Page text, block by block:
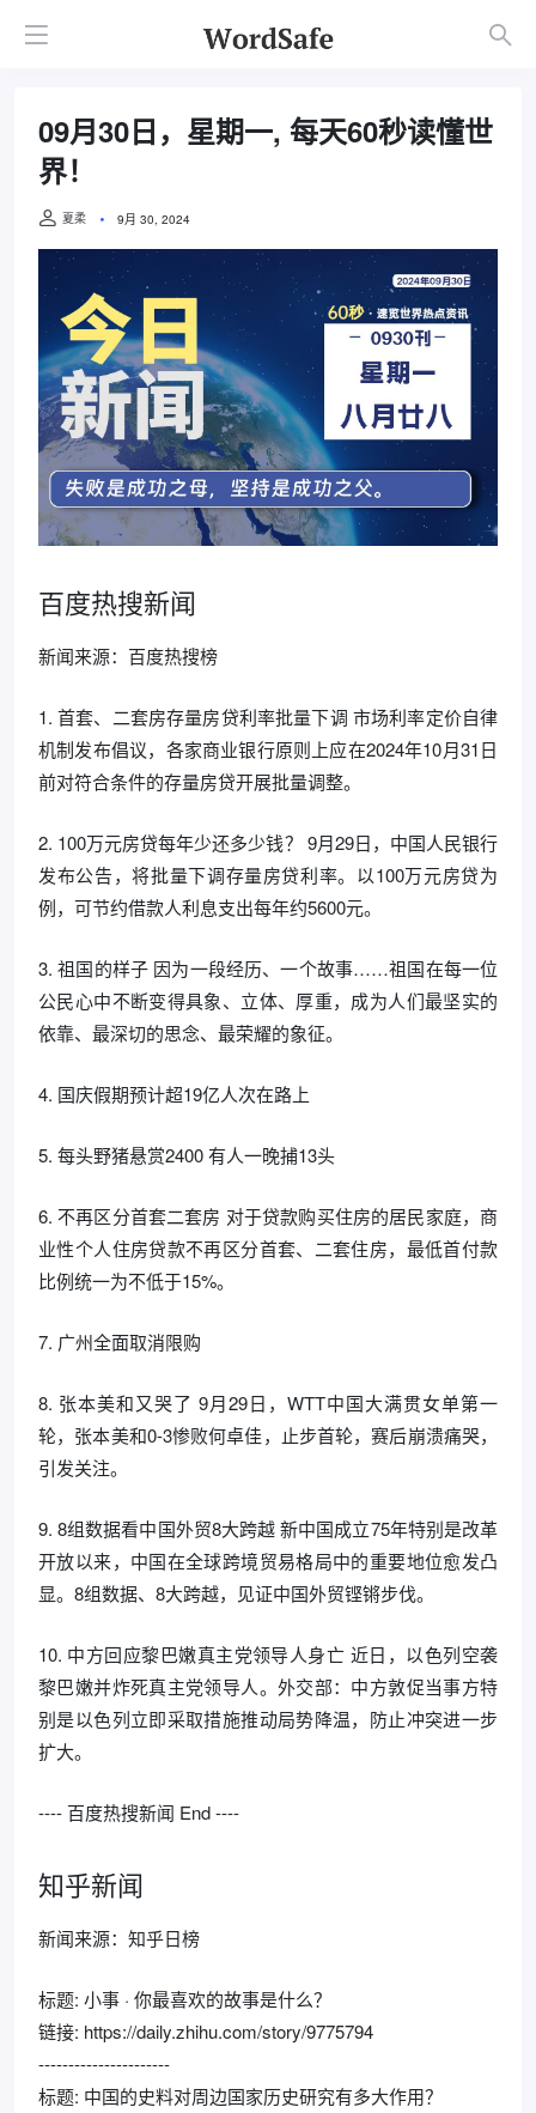
09月30日，星期一, 每天60秒读懂世
界！
夏柔 9月 30, 2024
百度热搜新闻
新闻来源：百度热搜榜
1. 首套、二套房存量房贷利率批量下调 市场利率定价自律
机制发布倡议，各家商业银行原则上应在2024年10月31日
前对符合条件的存量房贷开展批量调整。
2. 100万元房贷每年少还多少钱？ 9月29日，中国人民银行
发布公告，将批量下调存量房贷利率。以100万元房贷为
例，可节约借款人利息支出每年约5600元。
3. 祖国的样子 因为一段经历、一个故事……祖国在每一位
公民心中不断变得具象、立体、厚重，成为人们最坚实的
依靠、最深切的思念、最荣耀的象征。
4. 国庆假期预计超19亿人次在路上
5. 每头野猪悬赏2400 有人一晚捕13头
6. 不再区分首套二套房 对于贷款购买住房的居民家庭，商
业性个人住房贷款不再区分首套、二套住房，最低首付款
比例统一为不低于15%。
7. 广州全面取消限购
8. 张本美和又哭了 9月29日，WTT中国大满贯女单第一
轮，张本美和0-3惨败何卓佳，止步首轮，赛后崩溃痛哭，
引发关注。
9. 8组数据看中国外贸8大跨越 新中国成立75年特别是改革
开放以来，中国在全球跨境贸易格局中的重要地位愈发凸
显。8组数据、8大跨越，见证中国外贸铿锵步伐。
10. 中方回应黎巴嫩真主党领导人身亡 近日，以色列空袭
黎巴嫩并炸死真主党领导人。外交部：中方敦促当事方特
别是以色列立即采取措施推动局势降温，防止冲突进一步
扩大。
---- 百度热搜新闻 End ----
知乎新闻
新闻来源：知乎日榜
标题: 小事 · 你最喜欢的故事是什么？
链接: https://daily.zhihu.com/story/9775794
----------------------
标题: 中国的史料对周边国家历史研究有多大作用？